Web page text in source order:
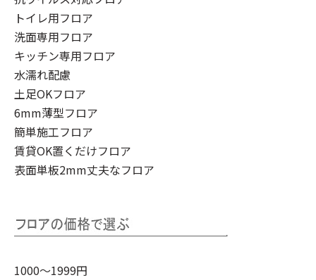
トイレ用フロア
洗面専用フロア
キッチン専用フロア
水濡れ配慮
土足OKフロア
6mm薄型フロア
簡単施工フロア
賃貸OK置くだけフロア
表面単板2mm丈夫なフロア
1000～1999円